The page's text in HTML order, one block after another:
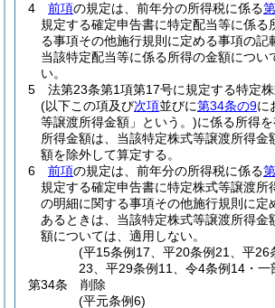
4
前項の規定は、前年分の所得税に係る
規定する確定申告書に特定配当等に係る
る事項その他施行規則に定める事項の記
当該特定配当等に係る所得の金額につい
い。
5
法第23条第1項第17号に規定する特定
(以下この項及び次項並びに第34条の9に
等譲渡所得金額」という。)に係る所得
所得金額は、当該特定株式等譲渡所得金
額を除外して算定する。
6
前項の規定は、前年分の所得税に係る
規定する確定申告書に特定株式等譲渡所
の明細に関する事項その他施行規則に定
あるときは、当該特定株式等譲渡所得金
額については、適用しない。
(平15条例17、平20条例21、平26
23、平29条例11、令4条例14・一
第34条
削除
(平元条例6)